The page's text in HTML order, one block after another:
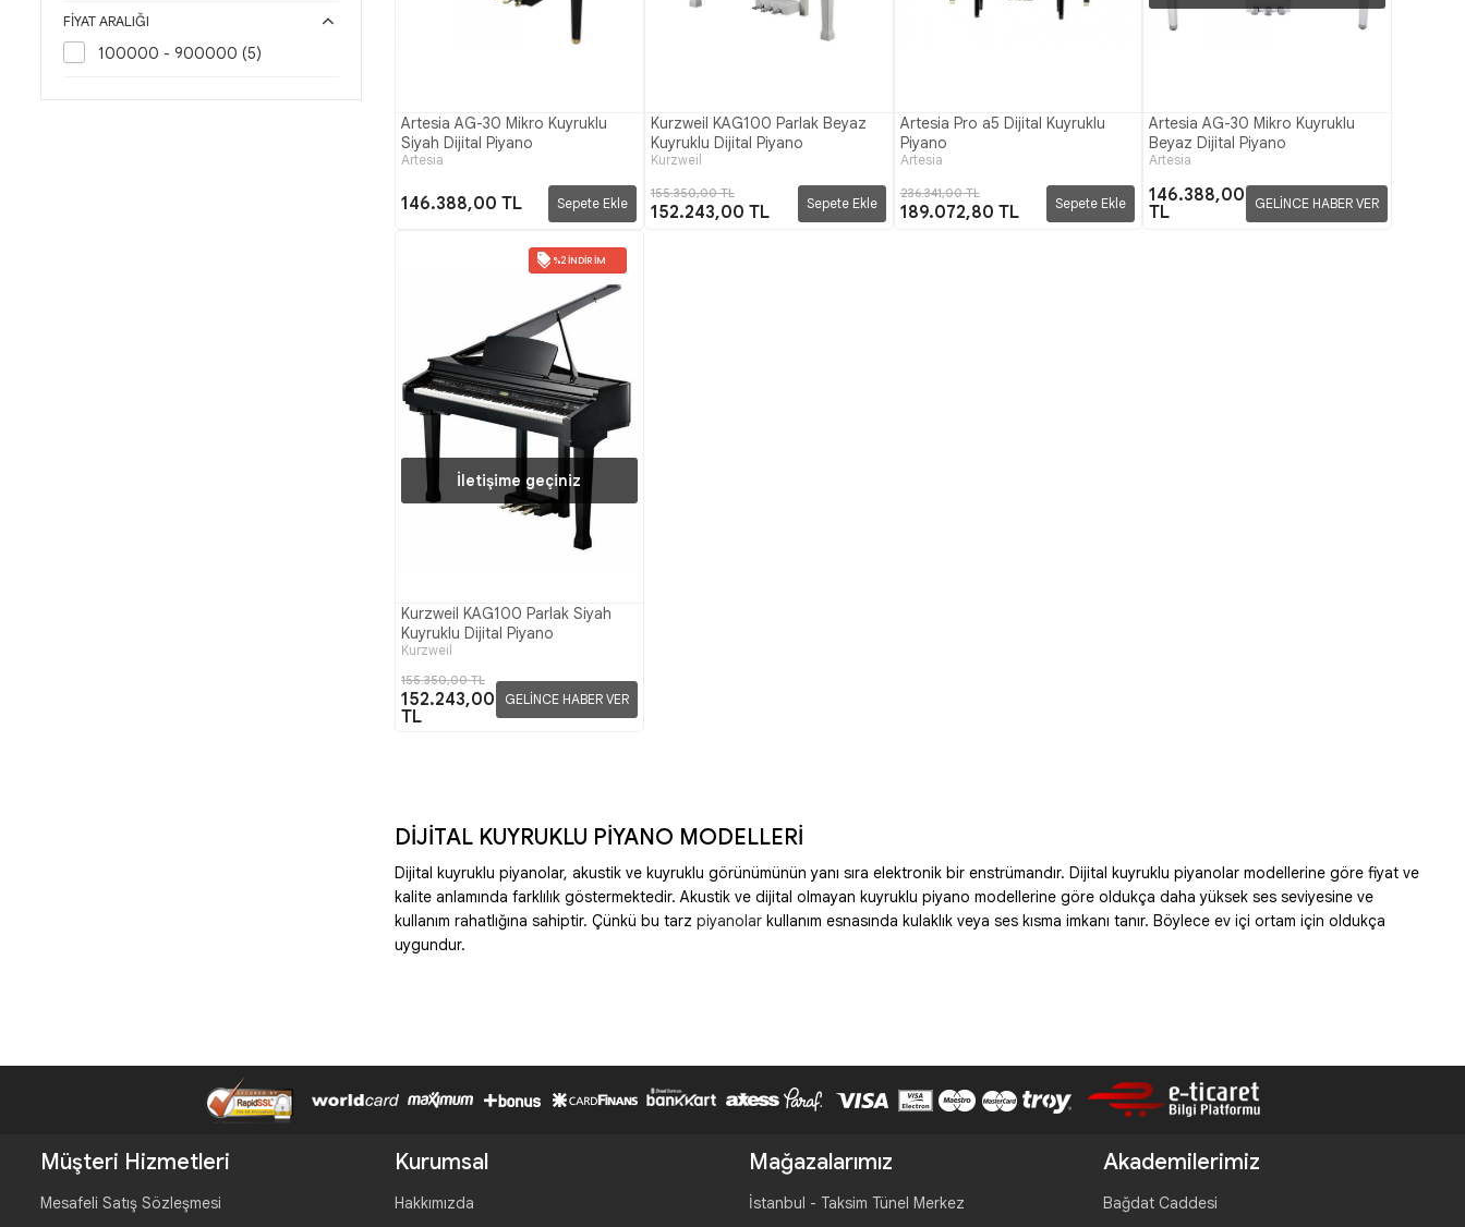
FIYAT ARALIĞI
100000 - 900000 (5)
Artesia AG-30 Mikro Kuyruklu
Siyah Dijital Piyano
Artesia
146.388,00 TL Sepete Ekle
Kurzweil KAG100 Parlak Beyaz
Kuyruklu Dijital Piyano
Kurzweil
155.350,00 TL
152.243,00 TL Sepete Ekle
Artesia Pro a5 Dijital Kuyruklu
Piyano
Artesia
236.341,00 TL
189.072,80 TL Sepete Ekle
Artesia AG-30 Mikro Kuyruklu
Beyaz Dijital Piyano
Artesia
146.388,00
TL
GELİNCE HABER VER
%2 İNDIRIM
İletişime geçiniz
Kurzweil KAG100 Parlak Siyah
Kuyruklu Dijital Piyano
Kurzweil
155.350,00 TL
152.243,00
TL
GELİNCE HABER VER
DİJİTAL KUYRUKLU PİYANO MODELLERİ
Dijital kuyruklu piyanolar, akustik ve kuyruklu görünümünün yanı sıra elektronik bir enstrümandır. Dijital kuyruklu piyanolar modellerine göre fiyat ve
kalite anlamında farklılık göstermektedir. Akustik ve dijital olmayan kuyruklu piyano modellerine göre oldukça daha yüksek ses seviyesine ve
kullanım rahatlığına sahiptir. Çünkü bu tarz piyanolar kullanım esnasında kulaklık veya ses kısma imkanı tanır. Böylece ev içi ortam için oldukça
uygundur.
Müşteri Hizmetleri
Mesafeli Satış Sözleşmesi
Kurumsal
Hakkımızda
Mağazalarımız
İstanbul - Taksim Tünel Merkez
Akademilerimiz
Bağdat Caddesi